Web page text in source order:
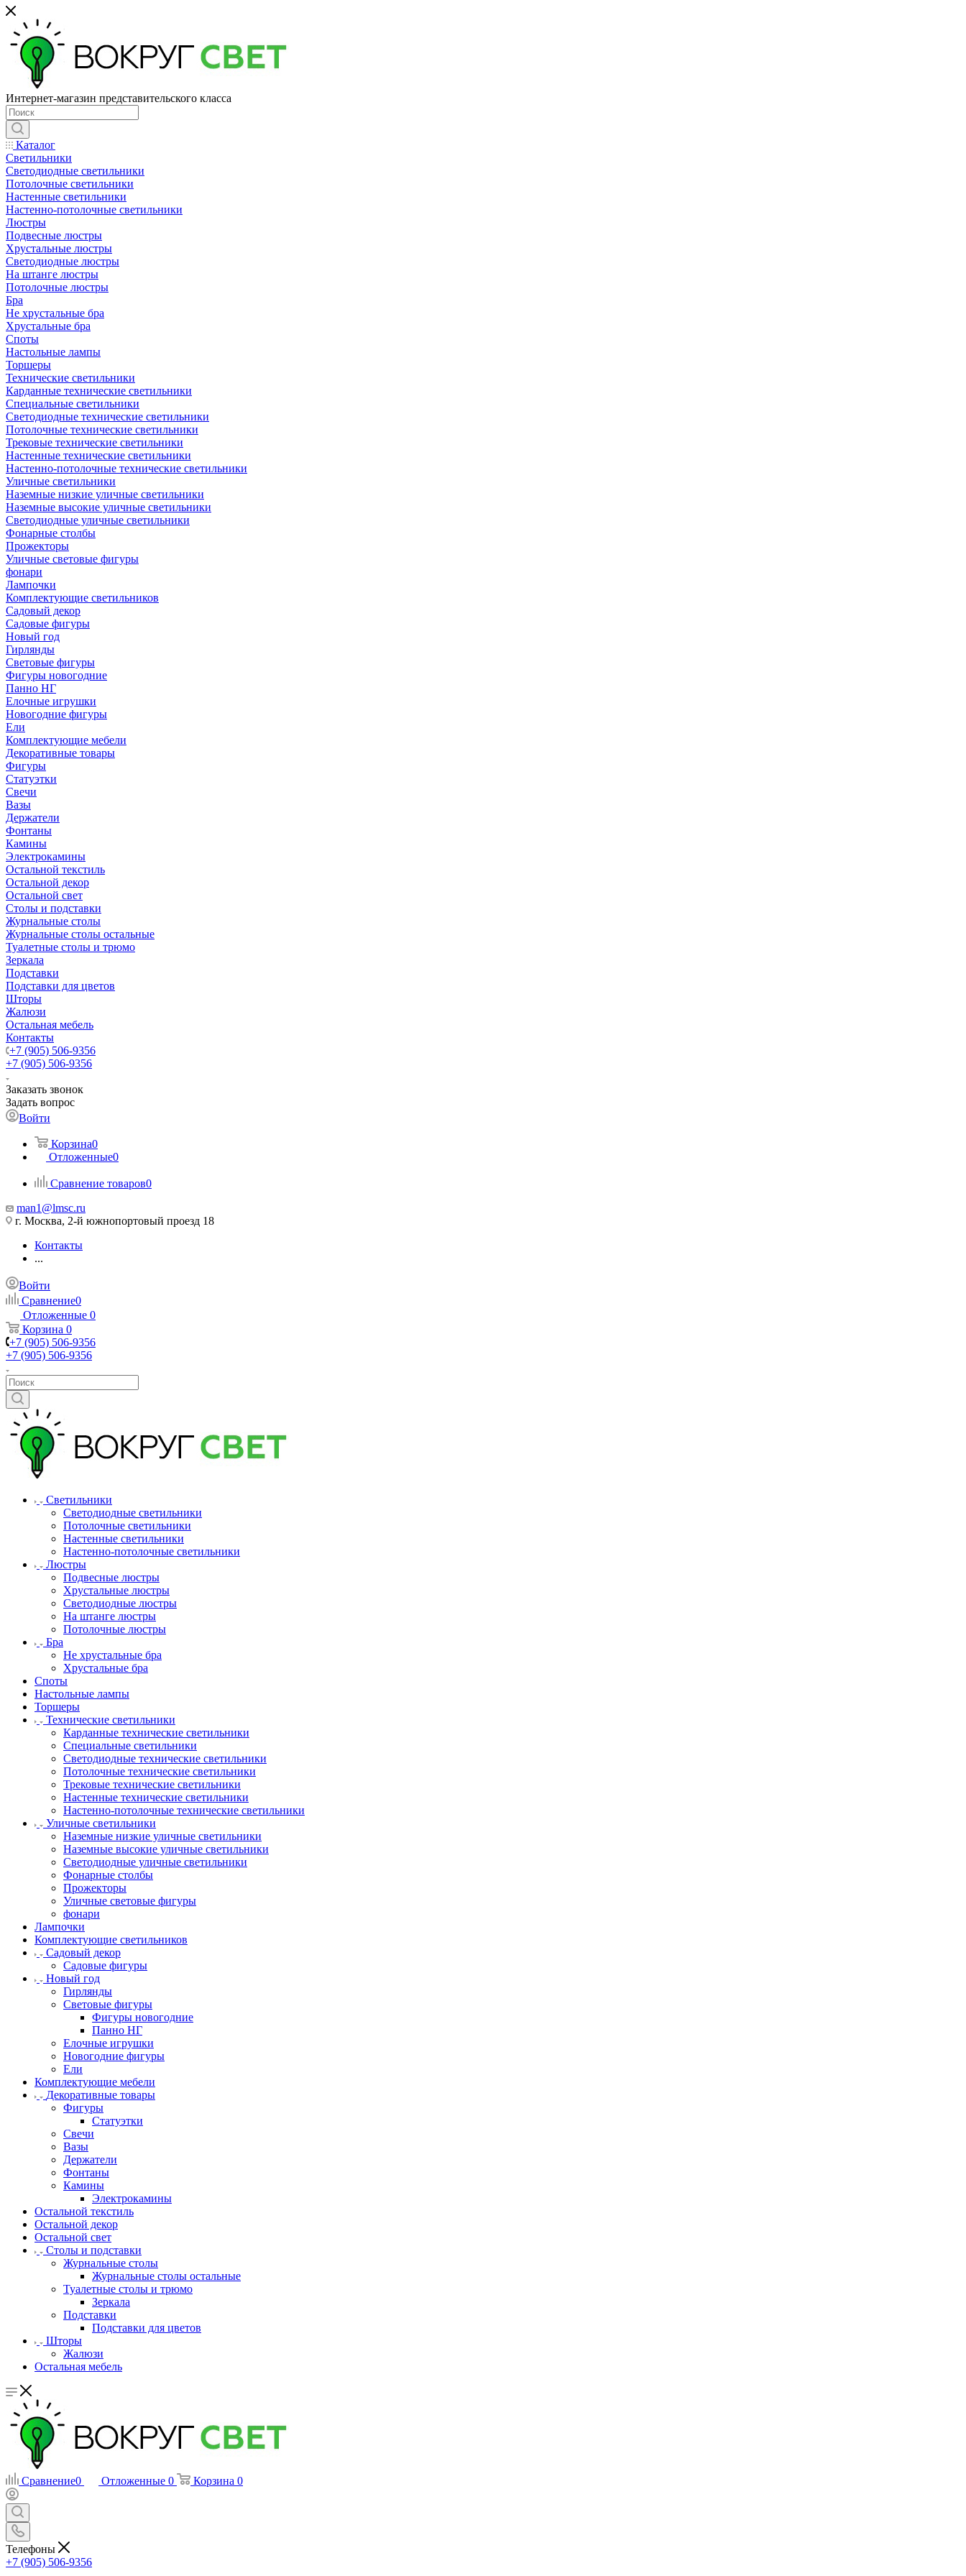
Интернет-магазин представительского класса
Каталог
Светильники
Светодиодные светильники
Потолочные светильники
Настенные светильники
Настенно-потолочные светильники
Люстры
Подвесные люстры
Хрустальные люстры
Светодиодные люстры
На штанге люстры
Потолочные люстры
Бра
Не хрустальные бра
Хрустальные бра
Споты
Настольные лампы
Торшеры
Технические светильники
Карданные технические светильники
Специальные светильники
Светодиодные технические светильники
Потолочные технические светильники
Трековые технические светильники
Настенные технические светильники
Настенно-потолочные технические светильники
Уличные светильники
Наземные низкие уличные светильники
Наземные высокие уличные светильники
Светодиодные уличные светильники
Фонарные столбы
Прожекторы
Уличные световые фигуры
фонари
Лампочки
Комплектующие светильников
Садовый декор
Садовые фигуры
Новый год
Гирлянды
Световые фигуры
Фигуры новогодние
Панно НГ
Елочные игрушки
Новогодние фигуры
Ели
Комплектующие мебели
Декоративные товары
Фигуры
Статуэтки
Свечи
Вазы
Держатели
Фонтаны
Камины
Электрокамины
Остальной текстиль
Остальной декор
Остальной свет
Столы и подставки
Журнальные столы
Журнальные столы остальные
Туалетные столы и трюмо
Зеркала
Подставки
Подставки для цветов
Шторы
Жалюзи
Остальная мебель
Контакты
+7 (905) 506-9356
+7 (905) 506-9356
Заказать звонок
Задать вопрос
Войти
Корзина0
Отложенные0
Сравнение товаров0
man1@lmsc.ru
г. Москва, 2-й южнопортовый проезд 18
Контакты
...
Войти
Сравнение0
Отложенные 0
Корзина 0
+7 (905) 506-9356
+7 (905) 506-9356
Светильники
Светодиодные светильники
Потолочные светильники
Настенные светильники
Настенно-потолочные светильники
Люстры
Подвесные люстры
Хрустальные люстры
Светодиодные люстры
На штанге люстры
Потолочные люстры
Бра
Не хрустальные бра
Хрустальные бра
Споты
Настольные лампы
Торшеры
Технические светильники
Карданные технические светильники
Специальные светильники
Светодиодные технические светильники
Потолочные технические светильники
Трековые технические светильники
Настенные технические светильники
Настенно-потолочные технические светильники
Уличные светильники
Наземные низкие уличные светильники
Наземные высокие уличные светильники
Светодиодные уличные светильники
Фонарные столбы
Прожекторы
Уличные световые фигуры
фонари
Лампочки
Комплектующие светильников
Садовый декор
Садовые фигуры
Новый год
Гирлянды
Световые фигуры
Фигуры новогодние
Панно НГ
Елочные игрушки
Новогодние фигуры
Ели
Комплектующие мебели
Декоративные товары
Фигуры
Статуэтки
Свечи
Вазы
Держатели
Фонтаны
Камины
Электрокамины
Остальной текстиль
Остальной декор
Остальной свет
Столы и подставки
Журнальные столы
Журнальные столы остальные
Туалетные столы и трюмо
Зеркала
Подставки
Подставки для цветов
Шторы
Жалюзи
Остальная мебель
Сравнение0 Отложенные 0 Корзина 0
Телефоны
+7 (905) 506-9356